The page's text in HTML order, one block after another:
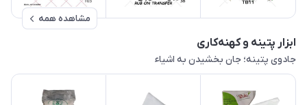
مشاهده همه
ابزار پتینه و کهنه‌کاری
جادوی پتینه؛ جان بخشیدن به اشیاء